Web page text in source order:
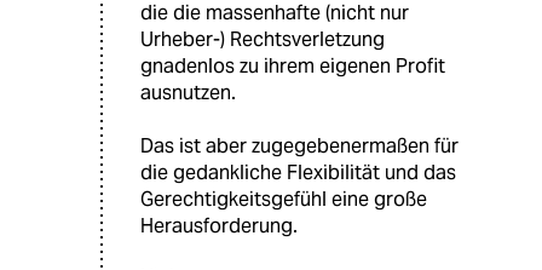
die die massenhafte (nicht nur
Urheber-) Rechtsverletzung
gnadenlos zu ihrem eigenen Profit
ausnutzen.
Das ist aber zugegebenermaßen für
die gedankliche Flexibilität und das
Gerechtigkeitsgefühl eine große
Herausforderung.